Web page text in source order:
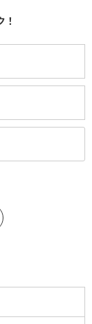
！